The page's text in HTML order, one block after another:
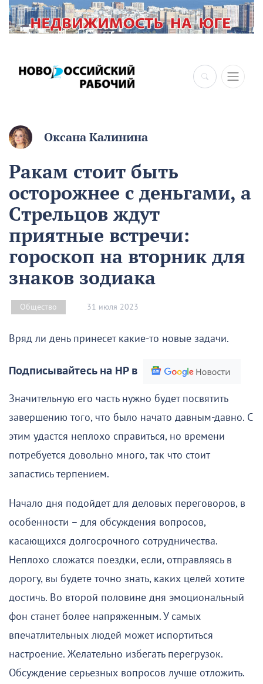
Оксана Калинина
Ракам стоит быть
осторожнее с деньгами, а
Стрельцов ждут
приятные встречи:
гороскоп на вторник для
знаков зодиака
Общество 31 июля 2023
Вряд ли день принесет какие-то новые задачи.
Подписывайтесь на НР в
Значительную его часть нужно будет посвятить
завершению того, что было начато давным-давно. С
этим удастся неплохо справиться, но времени
потребуется довольно много, так что стоит
запастись терпением.
Начало дня подойдет для деловых переговоров, в
особенности – для обсуждения вопросов,
касающихся долгосрочного сотрудничества.
Неплохо сложатся поездки, если, отправляясь в
дорогу, вы будете точно знать, каких целей хотите
достичь. Во второй половине дня эмоциональный
фон станет более напряженным. У самых
впечатлительных людей может испортиться
настроение. Желательно избегать перегрузок.
Обсуждение серьезных вопросов лучше отложить.